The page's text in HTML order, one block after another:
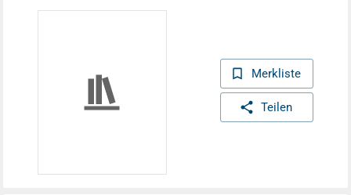
Merkliste
Teilen